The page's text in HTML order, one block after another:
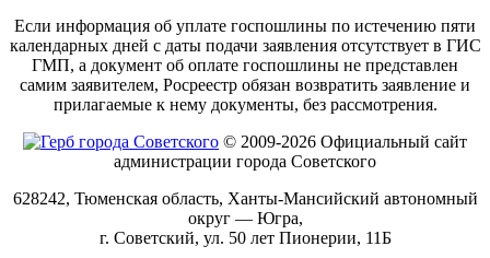
Если информация об уплате госпошлины по истечению пяти
календарных дней с даты подачи заявления отсутствует в ГИС
ГМП, а документ об оплате госпошлины не представлен
самим заявителем, Росреестр обязан возвратить заявление и
прилагаемые к нему документы, без рассмотрения.
© 2009-2026 Официальный сайт
администрации города Советского
628242, Тюменская область, Ханты-Мансийский автономный
округ — Югра,
г. Советский, ул. 50 лет Пионерии, 11Б